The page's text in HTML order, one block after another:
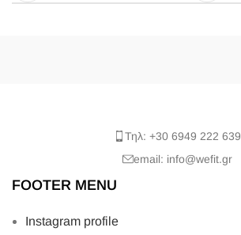
Τηλ: +30 6949 222 639
email: info@wefit.gr
FOOTER MENU
Instagram profile